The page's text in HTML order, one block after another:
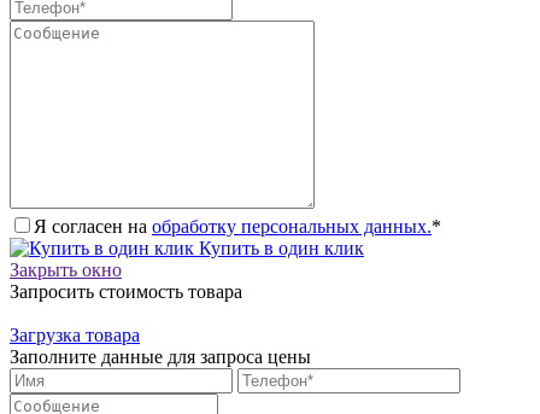
Я согласен на обработку персональных данных.*
Купить в один клик
Закрыть окно
Запросить стоимость товара
Загрузка товара
Заполните данные для запроса цены